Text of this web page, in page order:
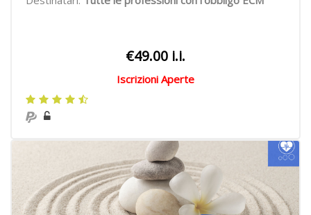
€49.00 i.i.
Iscrizioni Aperte